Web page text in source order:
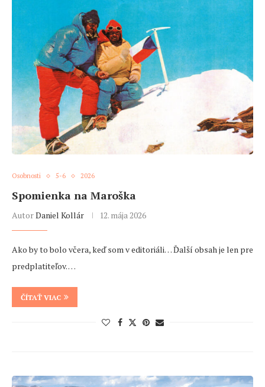
Osobnosti 5-6 2026
Spomienka na Maroška
AutorDaniel Kollár 12. mája 2026
Ako by to bolo včera, keď som v editoriáli… Ďalší obsah je len pre
predplatiteľov. …
ČÍTAŤ VIAC